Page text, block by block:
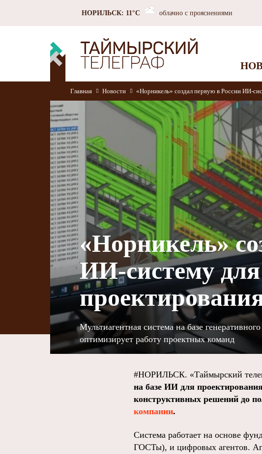
НОРИЛЬСК: 11°C облачно с прояснениями
Главная Новости «Норникель» создал первую в России
«Норникель»
ИИ‑систему
Мультиагентная система на базе
оптимизирует работу проектных команд
#НОРИЛЬСК. «Таймырский
на базе ИИ для
конструктивных решений до
компании.
Система работает на основе
ГОСТы), и цифровых агентов.